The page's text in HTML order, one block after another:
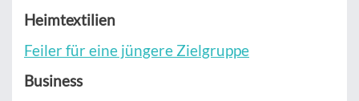
Heimtextilien
Feiler für eine jüngere Zielgruppe
Business